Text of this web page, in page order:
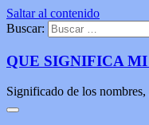
Saltar al contenido
Buscar:
QUE SIGNIFICA
Significado de los